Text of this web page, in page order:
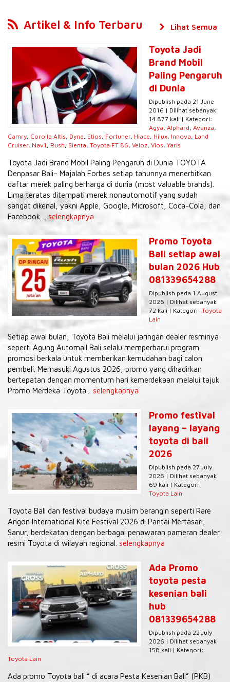
Artikel & Info Terbaru
Toyota Jadi
Brand Mobil
Paling Pengaruh
di Dunia
Dipublish pada 21 June
2016 | Dilihat sebanyak
14.877 kali | Kategori:
Agya, Alphard, Avanza,
Camry, Corolla Altis, Dyna, Etios, Fortuner, Hiace, Hilux, Innova, Land
Cruiser, Nav1 , Rush, Sienta, Toyota FT 86, Veloz, Vios, Yaris
Toyota Jadi Brand Mobil Paling Pengaruh di Dunia TOYOTA
Denpasar Bali– Majalah Forbes setiap tahunnya menerbitkan
daftar merek paling berharga di dunia (most valuable brands).
Lima teratas ditempati merek nonautomotif yang sudah
sangat dikenal, yakni Apple, Google, Microsoft, Coca-Cola, dan
Facebook.... selengkapnya
Promo Toyota
Bali setiap awal
bulan 2026 Hub
081339654288
Dipublish pada 1 August
2026 | Dilihat sebanyak
72 kali | Kategori: Toyota
Lain
Setiap awal bulan, Toyota Bali melalui jaringan dealer resminya
seperti Agung Automall Bali selalu memperbarui program
promosi berkala untuk memberikan kemudahan bagi calon
pembeli. Memasuki Agustus 2026, promo yang dihadirkan
bertepatan dengan momentum hari kemerdekaan melalui tajuk
Promo Merdeka Toyota... selengkapnya
Promo festival
layang – layang
toyota di bali
2026
Dipublish pada 27 July
2026 | Dilihat sebanyak
69 kali | Kategori:
Toyota Lain
Toyota Bali dan festival budaya musim berangin seperti Rare
Angon International Kite Festival 2026 di Pantai Mertasari,
Sanur, berdekatan dengan berbagai penawaran pameran dealer
resmi Toyota di wilayah regional. selengkapnya
Ada Promo
toyota pesta
kesenian bali
hub
081339654288
Dipublish pada 22 July
2026 | Dilihat sebanyak
158 kali | Kategori:
Toyota Lain
Ada promo Toyota bali ” di acara Pesta Kesenian Bali” (PKB)
Lihat Semua